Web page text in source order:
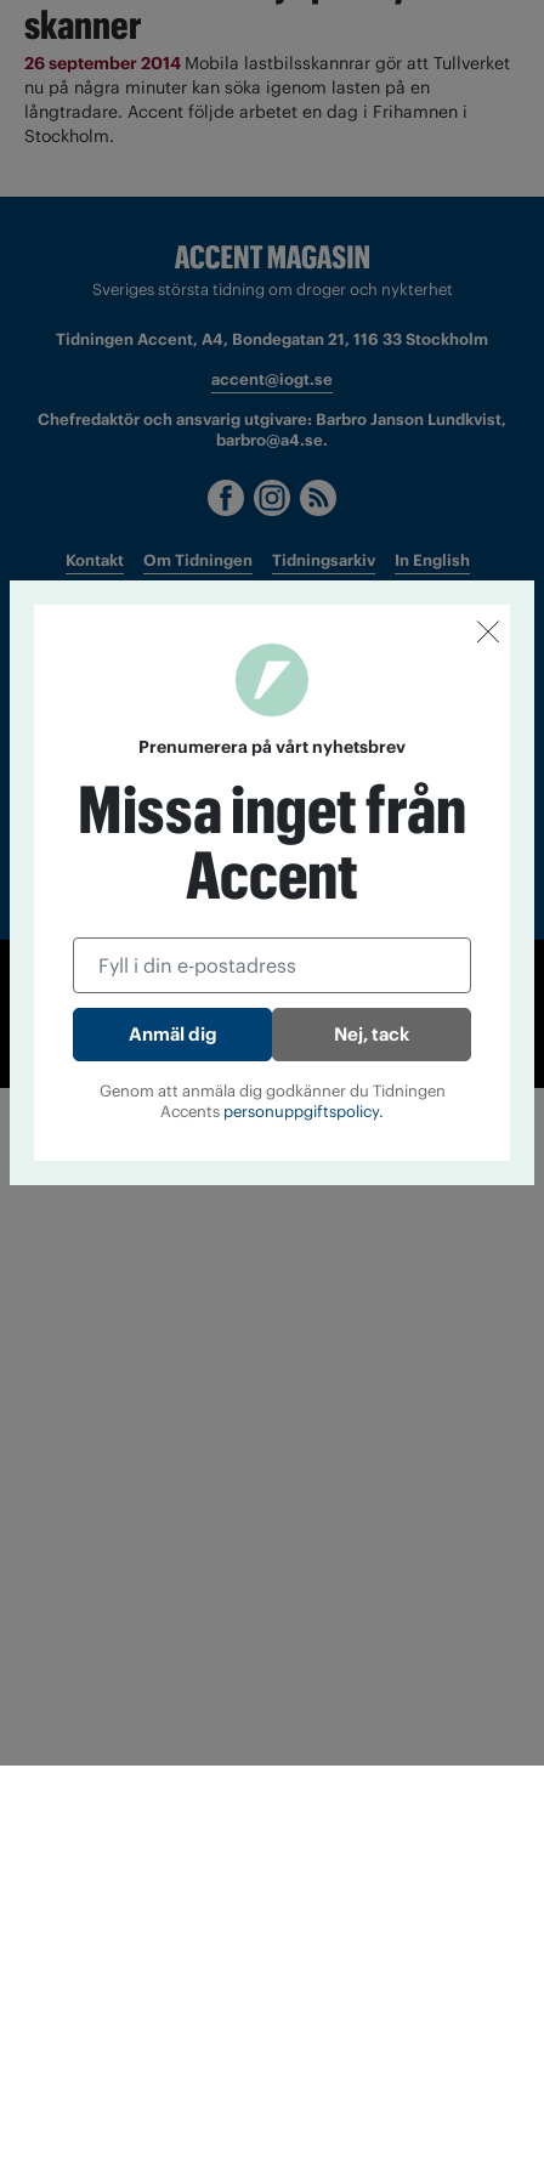
skanner
26 september 2014 Mobila lastbilsskannrar gör att Tullverket
nu på några minuter kan söka igenom lasten på en
långtradare. Accent följde arbetet en dag i Frihamnen i
Stockholm.
Sveriges största tidning om droger och nykterhet
Tidningen Accent, A4, Bondegatan 21, 116 33 Stockholm
accent@iogt.se
Chefredaktör och ansvarig utgivare: Barbro Janson Lundkvist,
barbro@a4.se.
Kontakt Om Tidningen Tidningsarkiv In English
© Tidningen Accent 2026
Cookiepolicy
Personuppgiftspolicy
Prenumerera på vårt nyhetsbrev
Missa inget från
Accent
Nej, tack
Genom att anmäla dig godkänner du Tidningen
Accents personuppgiftspolicy.